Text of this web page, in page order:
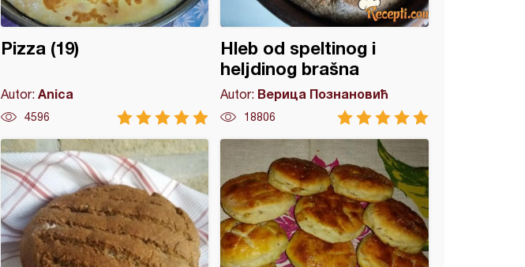
Pizza (19)
Autor: Anica
4596
Hleb od speltinog i
heljdinog brašna
Autor: Верица Познановић
18806